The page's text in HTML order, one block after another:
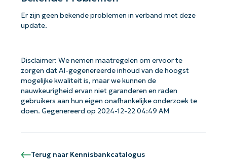
Er zijn geen bekende problemen in verband met deze
update.
Disclaimer: We nemen maatregelen om ervoor te
zorgen dat AI-gegenereerde inhoud van de hoogst
mogelijke kwaliteit is, maar we kunnen de
nauwkeurigheid ervan niet garanderen en raden
gebruikers aan hun eigen onafhankelijke onderzoek te
doen. Gegenereerd op 2024-12-22 04:49 AM
Terug naar Kennisbankcatalogus
Aan de slag met NinjaOne AI-
gestuurde KB-analyses!
and
last
name*
Business